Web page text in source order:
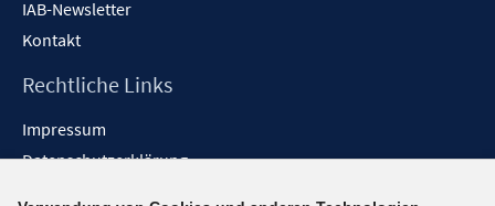
IAB-Newsletter
Kontakt
Rechtliche Links
Impressum
Datenschutzerklärung